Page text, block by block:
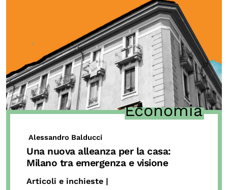
Economia
Alessandro Balducci
Una nuova alleanza per la casa:
Milano tra emergenza e visione
Articoli e inchieste |